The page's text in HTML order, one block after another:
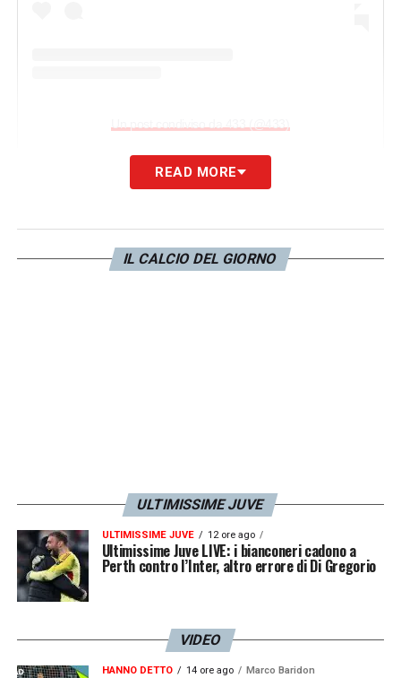
I due serbi si sono sfidati a leggere
mentre indossavano delle
Kostic non è riuscito a capire la parola
READ MORE
IL CALCIO DEL GIORNO
ULTIMISSIME JUVE
ULTIMISSIME JUVE 12 ore ago
Ultimissime Juve LIVE: i bianconeri cadono a
Perth contro l’Inter, altro errore di Di Gregorio
VIDEO
HANNO DETTO 14 ore ago Marco Baridon